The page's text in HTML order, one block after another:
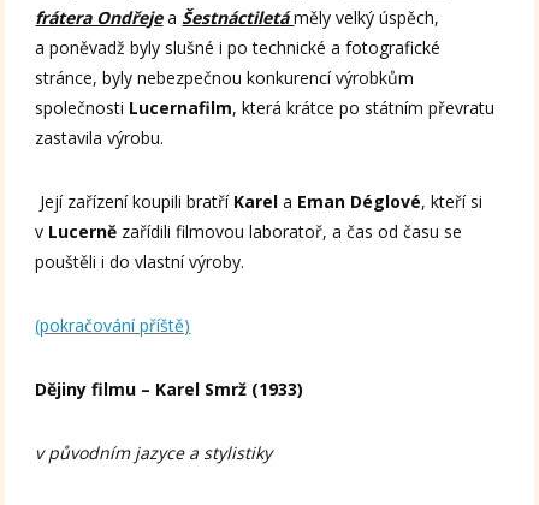
frátera Ondřejea Šestnáctiletáměly velký úspěch,
a poněvadž byly slušné i po technické a fotografické
stránce, byly nebezpečnou konkurencí výrobkům
společnosti Lucernafilm, která krátce po státním převratu
zastavila výrobu.
Její zařízení koupili bratří Karela Eman Déglové, kteří si
v Lucerně zařídili filmovou laboratoř, a čas od času se
pouštěli i do vlastní výroby.
(pokračování příště)
Dějiny filmu – Karel Smrž (1933)
v původním jazyce a stylistiky